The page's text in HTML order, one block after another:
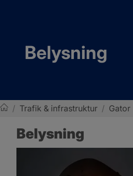
Belysning
/ Trafik & infrastruktur / Gator
Belysning